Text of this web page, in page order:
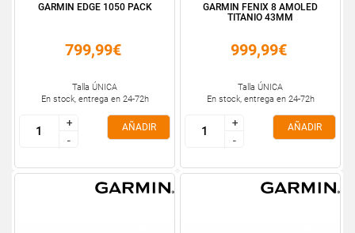
GARMIN EDGE 1050 PACK
799,99€
Talla ÚNICA
En stock, entrega en 24-72h
+
-
+
-
AÑADIR
GARMIN FENIX 8 AMOLED
TITANIO 43MM
999,99€
Talla ÚNICA
En stock, entrega en 24-72h
+
-
+
-
AÑADIR